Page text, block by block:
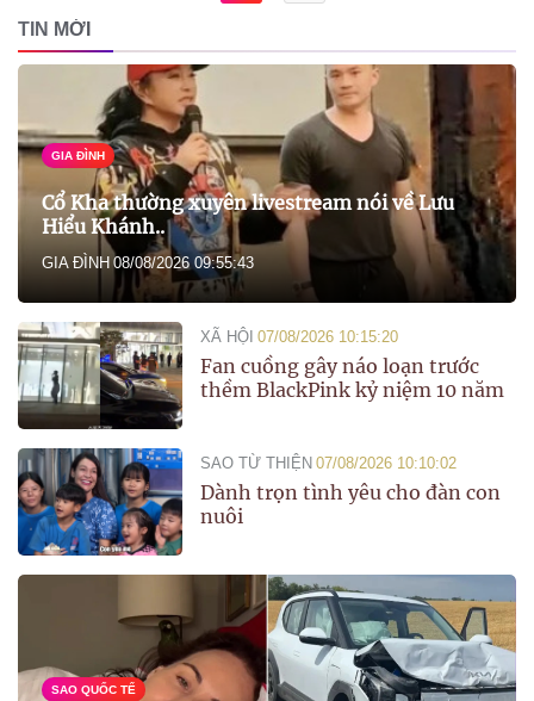
TIN MỚI
GIA ĐÌNH
Cổ Kha thường xuyên livestream nói về Lưu
Hiểu Khánh..
GIA ĐÌNH 08/08/2026 09:55:43
XÃ HỘI 07/08/2026 10:15:20
Fan cuồng gây náo loạn trước
thềm BlackPink kỷ niệm 10 năm
SAO TỪ THIỆN 07/08/2026 10:10:02
Dành trọn tình yêu cho đàn con
nuôi
SAO QUỐC TẾ